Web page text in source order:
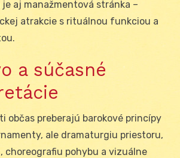
aj manažmentová stránka –
atrakcie s rituálnou funkciou a
a súčasné
občas preberajú barokové princípy
ale dramaturgiu priestoru,
choreografiu pohybu a vizuálne